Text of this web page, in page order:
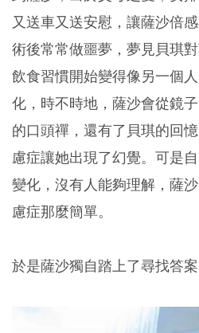
又送車又送安慰，讓薩沙倍
術後常常做噩夢，夢見貝琪
飲食習慣開始變得像另一個
化，時不時地，薩沙會從鏡
的口頭禪，還有了貝琪的回
慮症讓她出現了幻覺。可是
變化，沒有人能夠理解，薩
慮症那麼簡單。
於是薩沙獨自踏上了尋找答案